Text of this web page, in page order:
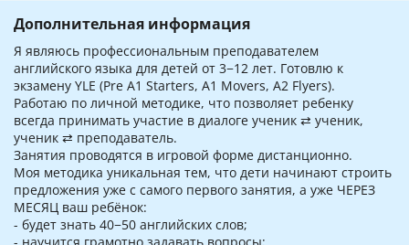
Дополнительная информация
Я являюсь профессиональным преподавателем
английского языка для детей от 3−12 лет. Готовлю к
экзамену YLE (Pre A1 Starters, A1 Movers, A2 Flyers).
Работаю по личной методике, что позволяет ребенку
всегда принимать участие в диалоге ученик ⇄ ученик,
ученик ⇄ преподаватель.
Занятия проводятся в игровой форме дистанционно.
Моя методика уникальная тем, что дети начинают строить
предложения уже с самого первого занятия, а уже ЧЕРЕЗ
МЕСЯЦ ваш ребёнок:
- будет знать 40−50 английских слов;